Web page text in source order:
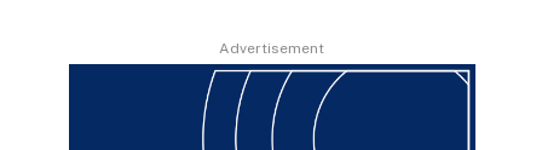
Advertisement